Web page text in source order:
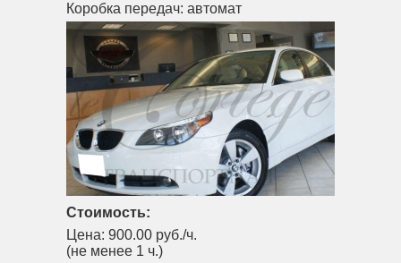
Коробка передач: автомат
Стоимость:
Цена: 900.00 руб./ч.
(не менее 1 ч.)